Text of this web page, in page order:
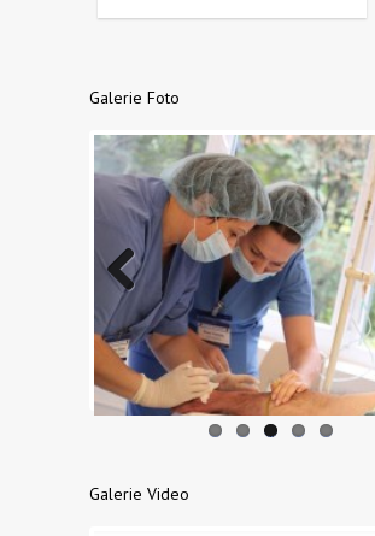
Galerie Foto
Previo
us
Galerie Video